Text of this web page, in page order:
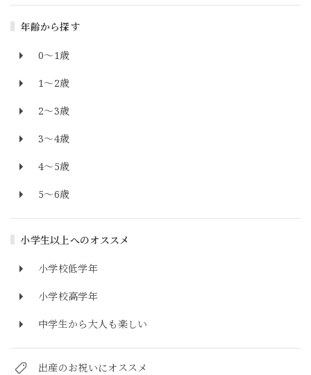
年齢から探す
0～1歳
1～2歳
2～3歳
3～4歳
4～5歳
5～6歳
小学生以上へのオススメ
小学校低学年
小学校高学年
中学生から大人も楽しい
出産のお祝いにオススメ